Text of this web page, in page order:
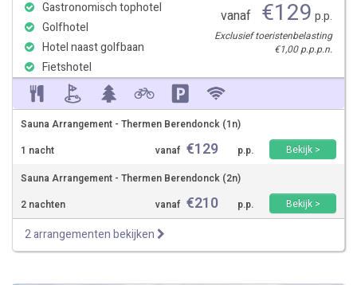
Gastronomisch tophotel
Golfhotel
Hotel naast golfbaan
Fietshotel
vanaf €129 p.p.
Exclusief toeristenbelasting
€1,00 p.p.p.n.
Sauna Arrangement - Thermen Berendonck (1n)
1 nacht
vanaf €129 p.p.
Bekijk >
Sauna Arrangement - Thermen Berendonck (2n)
2 nachten
vanaf €210 p.p. Bekijk >
2 arrangementen bekijken